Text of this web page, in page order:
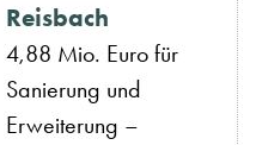
Reisbach
4,88 Mio. Euro für
Sanierung und
Erweiterung –